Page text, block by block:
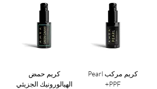
كريم مركب Pearl
PPF+
كريم حمض
الهيالورونيك الجزيئي